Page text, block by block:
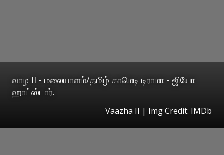
வாழ II - மலையாளம்/தமிழ் காமெடி டிராமா - ஜியோ
ஹாட்ஸ்டார்.
Vaazha II | Img Credit: IMDb